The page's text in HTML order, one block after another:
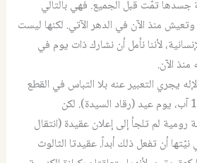
جسدها تمّت قبل الجميع. فهي بالتالي
منذ الآن في الدهر الآتي. لكنها ليست
لأننا نأمل أن نشارك ذات يوم في
الآن.
يجري التعبير عنه بلا التباس في القطع
التي ترتلها الكنيسة في 15 آب، يوم عيد (رقاد السيدة). لكن
لم تلجأ إلى إعلان عقيدة (انتقال
أن تفعل ذلك أبداً. عقيدتا الثالوث